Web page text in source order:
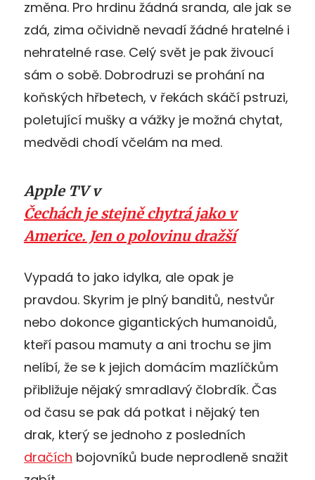
změna. Pro hrdinu žádná sranda, ale jak se
zdá, zima očividně nevadí žádné hratelné i
nehratelné rase. Celý svět je pak živoucí
sám o sobě. Dobrodruzi se prohání na
koňských hřbetech, v řekách skáčí pstruzi,
poletující mušky a vážky je možná chytat,
medvědi chodí včelám na med.
Apple TV v
Čechách je stejně chytrá jako v
Americe. Jen o polovinu dražší
Vypadá to jako idylka, ale opak je
pravdou. Skyrim je plný banditů, nestvůr
nebo dokonce gigantických humanoidů,
kteří pasou mamuty a ani trochu se jim
nelíbí, že se k jejich domácím mazlíčkům
přibližuje nějaký smradlavý člobrdík. Čas
od času se pak dá potkat i nějaký ten
drak, který se jednoho z posledních
dračích bojovníků bude neprodleně snažit